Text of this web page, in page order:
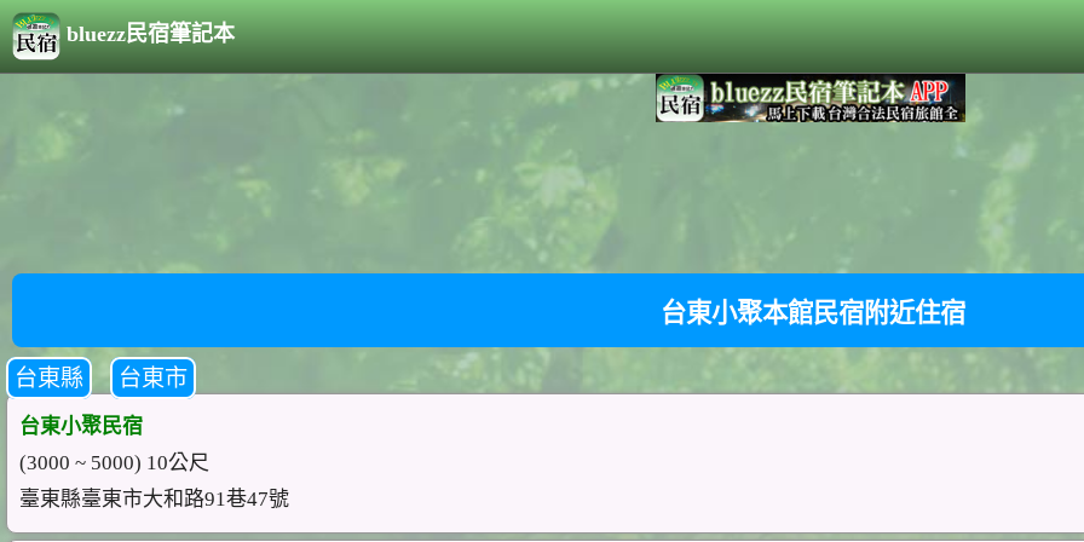
bluezz民宿筆記本
台東小聚本館民宿附近住宿
台東縣 台東市
台東小聚民宿
(3000 ~ 5000) 10公尺
臺東縣臺東市大和路91巷47號